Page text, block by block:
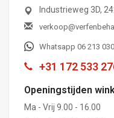
Industrieweg 3D,
Whatsapp 06 213
+31 172 533
Openingstijden
Ma - Vrij 9.00 - 16.00